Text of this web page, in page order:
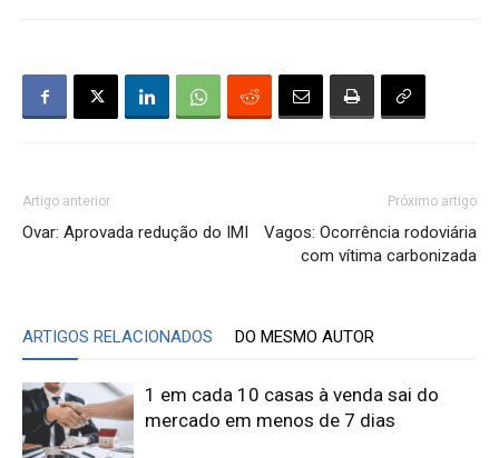
Artigo anterior
Ovar: Aprovada redução do IMI
Próximo artigo
Vagos: Ocorrência rodoviária
com vítima carbonizada
ARTIGOS RELACIONADOS DO MESMO AUTOR
1 em cada 10 casas à venda sai do
mercado em menos de 7 dias